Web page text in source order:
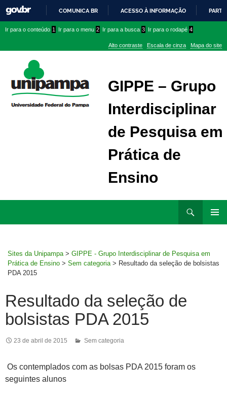
PARA
CONTEÚDO
COMUNICA BR ACESSO À INFORMAÇÃO
conteúdo
menu
superior
menu
Ir para o conteúdo 1 Ir para o menu 2 Ir para a busca 3 Ir para o rodapé 4
Alto contraste Escala de cinza Mapa do site
GIPPE – Grupo
Interdisciplinar
de Pesquisa em
Prática de
Ensino
Sites da Unipampa > GIPPE - Grupo Interdisciplinar de Pesquisa em
Prática de Ensino > Sem categoria > Resultado da seleção de bolsistas
PDA 2015
Resultado da seleção de
bolsistas PDA 2015
23 de abril de 2015 Sem categoria
Os contemplados com as bolsas PDA 2015 foram os
seguintes alunos